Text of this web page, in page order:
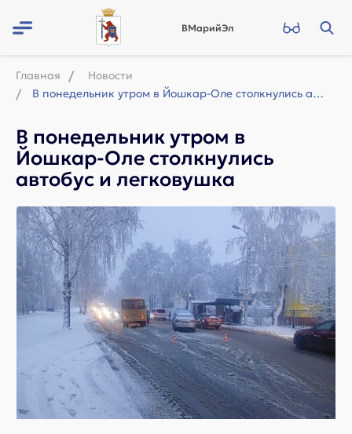
ВМарийЭл
Главная
Новости
В понедельник утром в Йошкар-Оле столкнулись автобус и легковушка
В понедельник утром в
Йошкар-Оле столкнулись
автобус и легковушка